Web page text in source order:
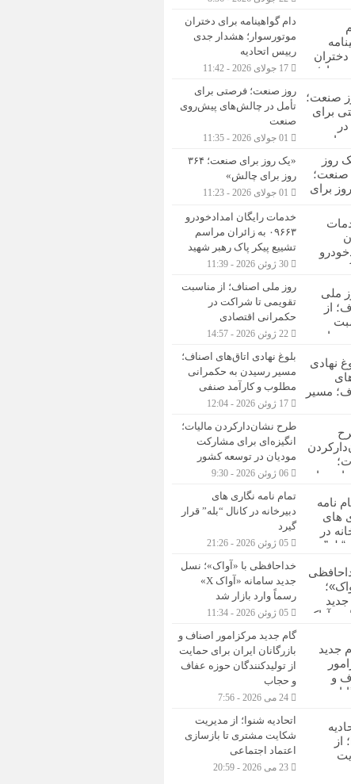
دام گواهینامه برای دختران
موتورسوار؛ هشدار جدی
رییس اتحادیه
روز صنعت؛ فرصتی برای
تأمل در چالش‌های پیش‌روی
صنعت
«یک روز برای صنعت؛ ۳۶۴
روز برای چالش»
خدمات رایگان امدادخودرو
۰۹۶۶۳ به زائران مراسم
تشییع پیکر پاک رهبر شهید
روز ملی اصناف؛ از مناسبت
تقویمی تا شراکت در
حکمرانی اقتصادی
بلوغ نهادی اتاق‌های اصناف؛
مسیر رسیدن به حکمرانی
مطلوب و کارآمد صنفی
طرح نشان‌دارکردن مالیات؛
انگیزه‌ای برای مشارکت
مودیان در توسعه کشور
تمام نامه نگاری های
دبیرخانه در کانال “بله” قرار
گیرد
خداحافظی با «آواک»؛ نسل
جدید سامانه «آواک X»
رسماً وارد بازار شد
گام جدید مرکزامور اصناف و
بازرگانان ایران برای حمایت
از تولیدکنندگان حوزه عفاف
و حجاب
اتحادیه شنوا؛ از مدیریت
شکایت مشتری تا بازسازی
اعتماد اجتماعی ‌